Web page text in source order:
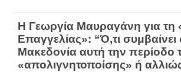
Η Γεωργία Μαυραγάνη για τη
Επαγγελίας»: “Ό,τι συμβαίνει
Μακεδονία αυτή την περίοδο
«απολιγνητοποίσης» ή